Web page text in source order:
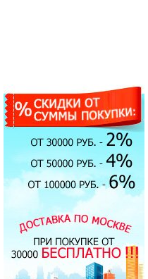
Душевая кабина Timo T-1190
90x90см
51900.00 руб.
Экран под ванну Техно 170
см мдф
4700.00 руб.